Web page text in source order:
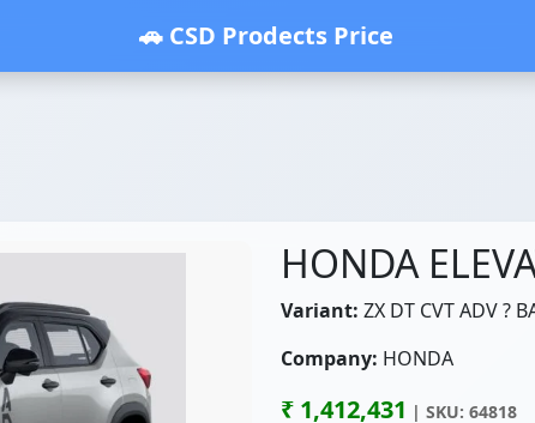
🚗 CSD Prodects Price
HONDA
Variant: ZX DT CVT ADV ?
Company: HONDA
₹ 1,412,431 | SKU: 64818